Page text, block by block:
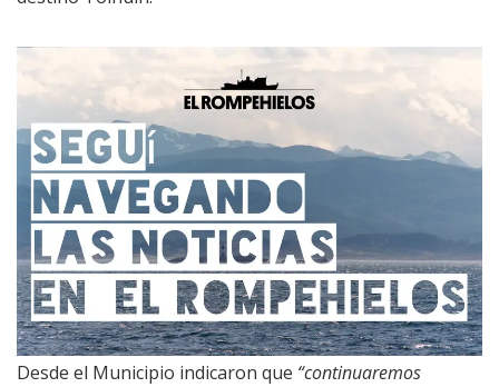
Desde el Municipio indicaron que “continuaremos